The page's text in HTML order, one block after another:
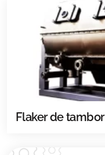
Flaker de tambor